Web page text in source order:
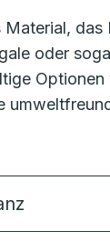
oder